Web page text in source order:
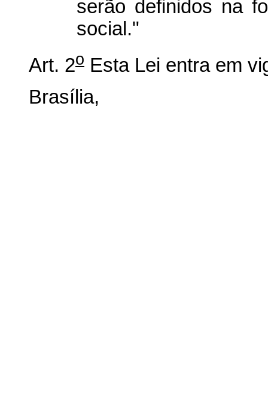
serão definidos na
social."
Art. 2o Esta Lei entra em
Brasília,